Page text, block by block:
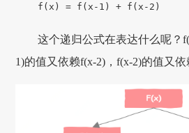
f(x) = f(x-1) + f(x-2)
这个递归公式在表达什么呢？
1)的值又依赖f(x-2)，f(x-2)的值又依